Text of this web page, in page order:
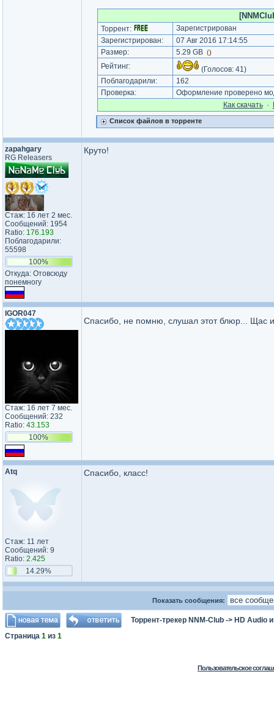
Торрент:
Зарегистрирован
Зарегистрирован:
07 Авг 2016 17:14:55
Размер:
5.29 GB ()
Рейтинг: (Голосов: 41)
Поблагодарили:
162
Проверка:
Оформление проверено
Как cкачать·
Список файлов в торренте
zapahgary
RG Releasers
Стаж: 16 лет 2 мес.
Сообщений: 1954
Ratio: 176.193
Поблагодарили:
55598
100%
Откуда: Отовсюду
понемногу
Круто!
IGOR047
Стаж: 16 лет 7 мес.
Сообщений: 232
Ratio: 43.153
100%
Спасибо, не помню, слушал этот блюр... Щас
Atq
Стаж: 11 лет
Сообщений: 9
Ratio: 2.425
14.29%
Спасибо, класс!
Показать сообщения:
Торрент-трекер NNM-Club -> HD Audio
Страница 1 из 1
Пользовательское